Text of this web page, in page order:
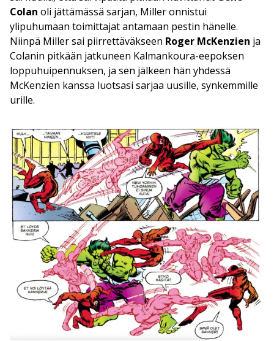
Colan oli jättämässä sarjan, Miller onnistui
ylipuhumaan toimittajat antamaan pestin hänelle.
Niinpä Miller sai piirrettäväkseen Roger McKenzien ja
Colanin pitkään jatkuneen Kalmankoura-eepoksen
loppuhuipennuksen, ja sen jälkeen hän yhdessä
McKenzien kanssa luotsasi sarjaa uusille, synkemmille
urille.